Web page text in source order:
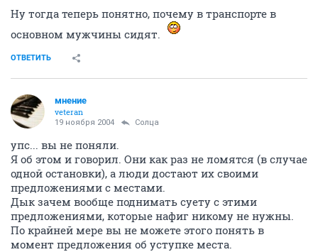
Ну тогда теперь понятно, почему в транспорте в
основном мужчины сидят.
ОТВЕТИТЬ
мнение
veteran
19 ноября 2004 Солца
упс... вы не поняли.
Я об этом и говорил. Они как раз не ломятся (в случае
одной остановки), а люди достают их своими
предложениями с местами.
Дык зачем вообще поднимать суету с этими
предложениями, которые нафиг никому не нужны.
По крайней мере вы не можете этого понять в
момент предложения об уступке места.